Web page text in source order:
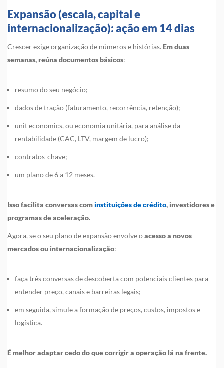
Expansão (escala, capital e
internacionalização): ação em 14 dias
Crescer exige organização de números e histórias. Em duas
semanas, reúna documentos básicos:
resumo do seu negócio;
dados de tração (faturamento, recorrência, retenção);
unit economics, ou economia unitária, para análise da
rentabilidade (CAC, LTV, margem de lucro);
contratos-chave;
um plano de 6 a 12 meses.
Isso facilita conversas cominstituições de crédito, investidores e
programas de aceleração.
Agora, se o seu plano de expansão envolve oacesso a novos
mercados ou internacionalização:
faça três conversas de descoberta com potenciais clientes para
entender preço, canais e barreiras legais;
em seguida, simule a formação de preços, custos, impostos e
logística.
É melhor adaptar cedo do que corrigir a operação lá na frente.